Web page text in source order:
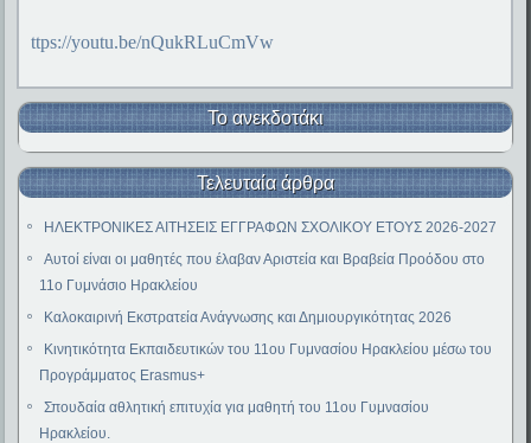
ttps://youtu.be/nQukRLuCmVw
Το ανεκδοτάκι
Τελευταία άρθρα
ΗΛΕΚΤΡΟΝΙΚΕΣ ΑΙΤΗΣΕΙΣ ΕΓΓΡΑΦΩΝ ΣΧΟΛΙΚΟΥ ΕΤΟΥΣ 2026-2027
Αυτοί είναι οι μαθητές που έλαβαν Αριστεία και Βραβεία Προόδου στο
11ο Γυμνάσιο Ηρακλείου
Καλοκαιρινή Εκστρατεία Ανάγνωσης και Δημιουργικότητας 2026
Κινητικότητα Εκπαιδευτικών του 11ου Γυμνασίου Ηρακλείου μέσω του
Προγράμματος Erasmus+
Σπουδαία αθλητική επιτυχία για μαθητή του 11ου Γυμνασίου
Ηρακλείου.